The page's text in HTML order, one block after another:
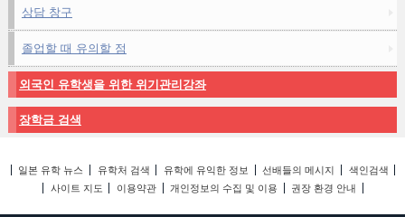
상담 창구
졸업할 때 유의할 점
외국인 유학생을 위한 위기관리강좌
장학금 검색
일본 유학 뉴스 유학처 검색 유학에 유익한 정보 선배들의 메시지
색인검색
사이트 지도
이용약관 개인정보의 수집 및 이용 권장 환경 안내